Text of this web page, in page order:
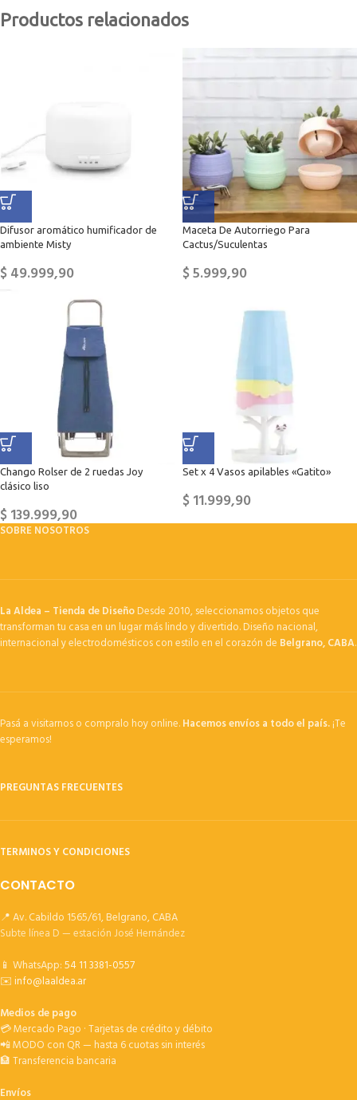
Productos relacionados
Difusor aromático humificador de
ambiente Misty
$49.999,90
Maceta De Autorriego Para
Cactus/Suculentas
$5.999,90
Chango Rolser de 2 ruedas Joy
clásico liso
$139.999,90
Set x 4 Vasos apilables «Gatito»
$11.999,90
SOBRE NOSOTROS
La Aldea – Tienda de DiseñoDesde 2010, seleccionamos objetos que
transforman tu casa en un lugar más lindo y divertido. Diseño nacional,
internacional y electrodomésticos con estilo en el corazón de Belgrano, CABA.
Pasá a visitarnos o compralo hoy online.Hacemos envíos a todo el país.¡Te
esperamos!
PREGUNTAS FRECUENTES
TERMINOS Y CONDICIONES
CONTACTO
📍 Av. Cabildo 1565/61, Belgrano, CABA
Subte línea D — estación José Hernández
📱 WhatsApp:54 11 3381-0557
✉️info@laaldea.ar
Medios de pago
💳 Mercado Pago · Tarjetas de crédito y débito
📲 MODO con QR — hasta 6 cuotas sin interés
🏦 Transferencia bancaria
Envíos